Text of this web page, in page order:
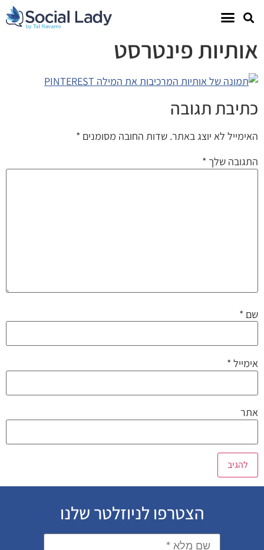
אותיות פינטרסט
כתיבת תגובה
האימייל לא יוצג באתר. שדות החובה מסומנים *
התגובה שלך *
שם *
אימייל*
אתר
הצטרפו לניוזלטר שלנו